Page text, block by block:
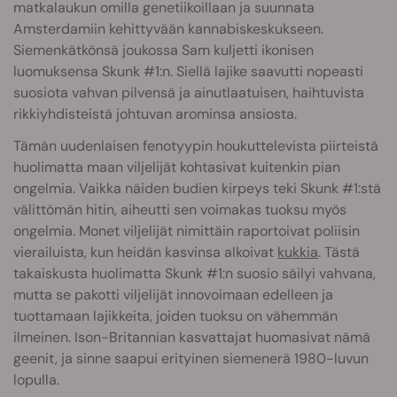
matkalaukun omilla genetiikoillaan ja suunnata
Amsterdamiin kehittyvään kannabiskeskukseen.
Siemenkätkönsä joukossa Sam kuljetti ikonisen
luomuksensa Skunk #1:n. Siellä lajike saavutti nopeasti
suosiota vahvan pilvensä ja ainutlaatuisen, haihtuvista
rikkiyhdisteistä johtuvan arominsa ansiosta.
Tämän uudenlaisen fenotyypin houkuttelevista piirteistä
huolimatta maan viljelijät kohtasivat kuitenkin pian
ongelmia. Vaikka näiden budien kirpeys teki Skunk #1:stä
välittömän hitin, aiheutti sen voimakas tuoksu myös
ongelmia. Monet viljelijät nimittäin raportoivat poliisin
vierailuista, kun heidän kasvinsa alkoivat kukkia. Tästä
takaiskusta huolimatta Skunk #1:n suosio säilyi vahvana,
mutta se pakotti viljelijät innovoimaan edelleen ja
tuottamaan lajikkeita, joiden tuoksu on vähemmän
ilmeinen. Ison-Britannian kasvattajat huomasivat nämä
geenit, ja sinne saapui erityinen siemenerä 1980-luvun
lopulla.